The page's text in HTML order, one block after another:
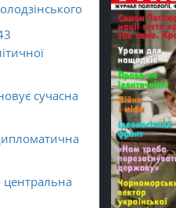
сучасна
центральна